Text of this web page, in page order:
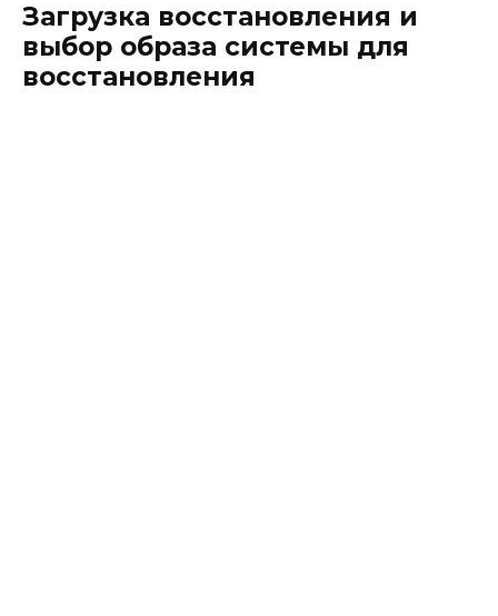
Загрузка восстановления и
выбор образа системы для
восстановления